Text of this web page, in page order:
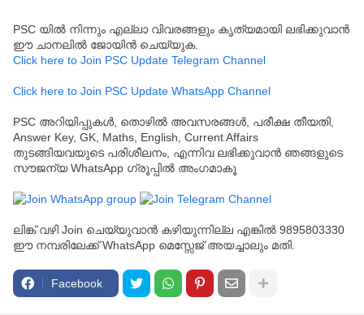
PSC യിൽ നിന്നും എല്ലാ വിവരങ്ങളും കൃത്യമായി ലഭിക്കുവാൻ
ഈ ചാനലിൽ ജോയിൻ ചെയ്യുക.
Click here to Join PSC Update Telegram Channel
Click here to Join PSC Update WhatsApp Channel
PSC അറിയിപ്പുകൾ, തൊഴിൽ അവസരങ്ങൾ, പരീക്ഷ തീയതി,
Answer Key, GK, Maths, English, Current Affairs
തുടങ്ങിയവയുടെ പരിശീലനം, എന്നിവ ലഭിക്കുവാൻ ഞങ്ങളുടെ
സൗജന്യ WhatsApp ഗ്രൂപ്പിൽ അംഗമാകൂ
ലിങ്ക് വഴി Join ചെയ്യുവാൻ കഴിയുന്നില്ല എങ്കിൽ 9895803330
ഈ നമ്പരിലേക്ക് WhatsApp മെസ്സേജ് അയച്ചാലും മതി.
Facebook